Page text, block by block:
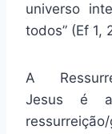
universo
todos” (Ef 1,
A
Jesus é